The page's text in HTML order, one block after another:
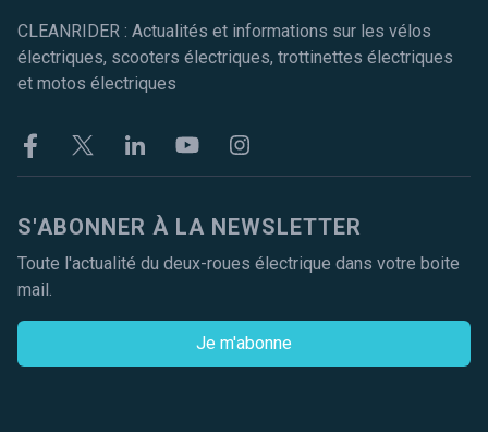
CLEANRIDER : Actualités et informations sur les vélos
électriques, scooters électriques, trottinettes électriques
et motos électriques
FacebookTwitter LinkekinYoutubeInstagram
S'ABONNER À LA NEWSLETTER
Toute l'actualité du deux-roues électrique dans votre boite
mail.
Je m'abonne